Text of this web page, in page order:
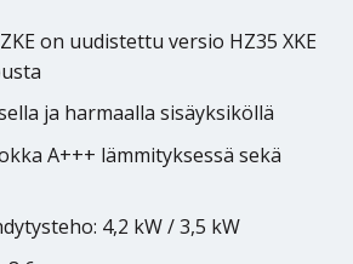
on uudistettu versio HZ35 XKE
ja harmaalla sisäyksiköllä
A+++ lämmityksessä sekä
4,2 kW / 3,5 kW